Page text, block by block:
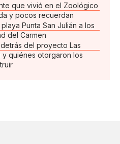
que vivió en el Zoológico
y pocos recuerdan
Punta San Julián a los
del Carmen
del proyecto Las
y quiénes otorgaron los